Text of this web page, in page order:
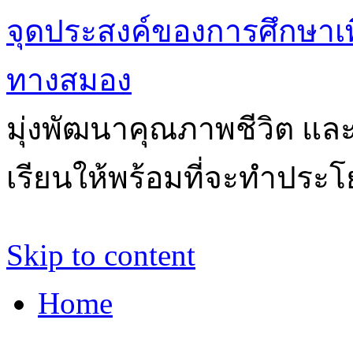
จุดประสงค์ของการศึกษา
ทางสมอง
มุ่งพัฒนาคุณภาพชีวิต แล
เรียนให้พร้อมที่จะทำประ
Skip to content
Home